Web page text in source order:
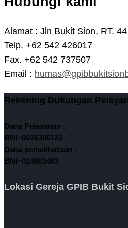
Alamat : Jln Bukit Sion, RT.
Telp. +62 542 426017
Fax. +62 542 737507
Email :
Rekening Dukungan
Dana Pelayanan :
BNI~0076386122
Dana pemeliharaan :
BNI~014603483
Lokasi Gereja GPIB Bukit